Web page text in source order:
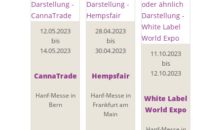
12.05.2023
bis
14.05.2023
CannaTrade
Hanf-Messe in
Bern
28.04.2023
bis
30.04.2023
Hempsfair
Hanf-Messe in
Frankfurt am
Main
11.10.2023
bis
12.10.2023
White Label
World Expo